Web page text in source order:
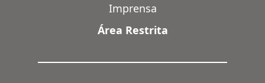
Imprensa
Área Restrita